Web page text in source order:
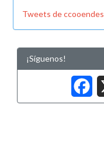
Tweets de
¡Síguenos!